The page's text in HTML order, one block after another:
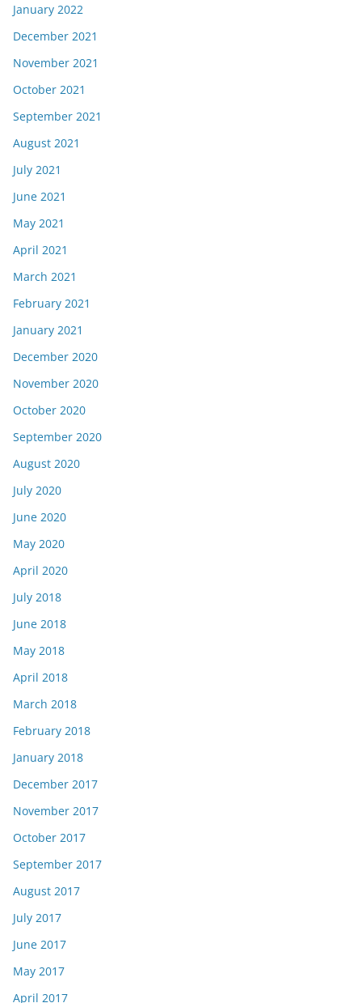
January 2022
December 2021
November 2021
October 2021
September 2021
August 2021
July 2021
June 2021
May 2021
April 2021
March 2021
February 2021
January 2021
December 2020
November 2020
October 2020
September 2020
August 2020
July 2020
June 2020
May 2020
April 2020
July 2018
June 2018
May 2018
April 2018
March 2018
February 2018
January 2018
December 2017
November 2017
October 2017
September 2017
August 2017
July 2017
June 2017
May 2017
April 2017